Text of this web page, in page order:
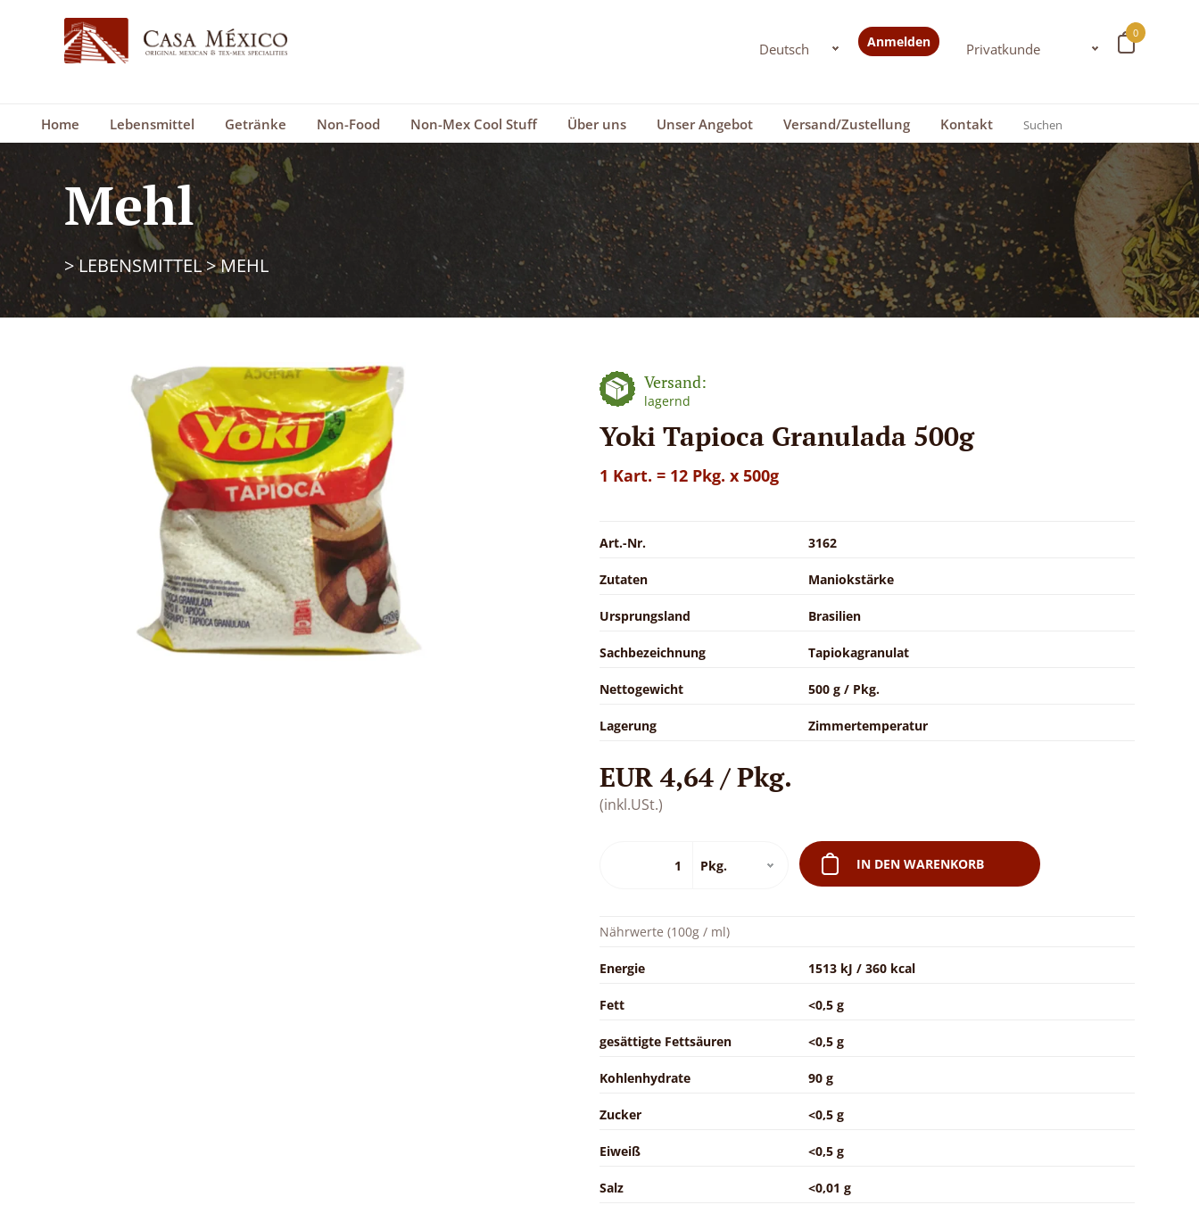
0
Anmelden
Home Lebensmittel Getränke Non-Food Non-Mex Cool Stuff Über uns Unser Angebot Versand/Zustellung Kontakt
Mehl
>LEBENSMITTEL>MEHL
Versand:
lagernd
Yoki Tapioca Granulada 500g
1 Kart. = 12 Pkg. x 500g
Art.-Nr. 3162
Zutaten Maniokstärke
Ursprungsland Brasilien
Sachbezeichnung Tapiokagranulat
Nettogewicht 500 g / Pkg.
Lagerung Zimmertemperatur
EUR 4,64 / Pkg.
(inkl.USt.)
IN DEN WARENKORB
Nährwerte (100g / ml)
Energie 1513 kJ / 360 kcal
Fett <0,5 g
gesättigte Fettsäuren <0,5 g
Kohlenhydrate 90 g
Zucker <0,5 g
Eiweiß <0,5 g
Salz <0,01 g